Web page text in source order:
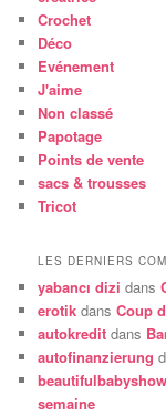
Crochet
Déco
Evénement
J'aime
Non classé
Papotage
Points de vente
sacs & trousses
Tricot
LES DERNIERS
yabancı dizi dans
erotik dansCoup
autokredit dans
autofinanzierung
semaine